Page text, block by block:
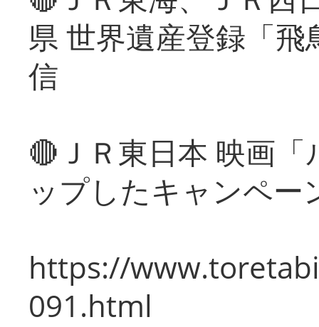
県 世界遺産登録「
信
🔴ＪＲ東日本 映画
ップしたキャンペー
https://
091.html